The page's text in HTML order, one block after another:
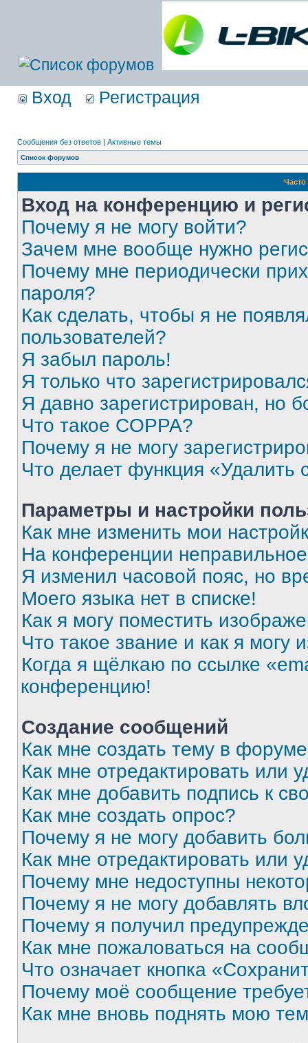
Вход Регистрация
Сообщения без ответов | Активные темы
Список форумов
Вход на конференцию и
Почему я не могу войти?
Зачем мне вообще нужно
Почему мне периодически
пароля?
Как сделать, чтобы я не
пользователей?
Я забыл пароль!
Я только что
Я давно зарегистрирован, но
Что такое COPPA?
Почему я не могу
Что делает функция «Удалить
Параметры и настройки
Как мне изменить мои
На конференции
Я изменил часовой пояс, но
Моего языка нет в списке!
Как я могу поместить
Что такое звание и как я могу
Когда я щёлкаю по ссылке
конференцию!
Создание сообщений
Как мне создать тему в
Как мне отредактировать или
Как мне добавить подпись к
Как мне создать опрос?
Почему я не могу добавить
Как мне отредактировать или
Почему мне недоступны
Почему я не могу добавлять
Почему я получил
Как мне пожаловаться на
Что означает кнопка
Почему моё сообщение
Как мне вновь поднять мою